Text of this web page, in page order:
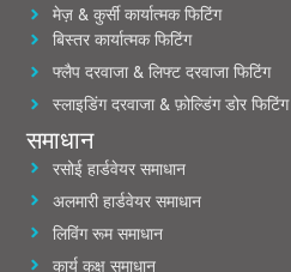
मेज़ & कुर्सी कार्यात्मक फिटिंग
बिस्तर कार्यात्मक फिटिंग
फ्लैप दरवाजा & लिफ्ट दरवाजा फिटिंग
स्लाइडिंग दरवाजा & फ़ोल्डिंग डोर फिटिंग
समाधान
रसोई हार्डवेयर समाधान
अलमारी हार्डवेयर समाधान
लिविंग रूम समाधान
कार्य कक्ष समाधान